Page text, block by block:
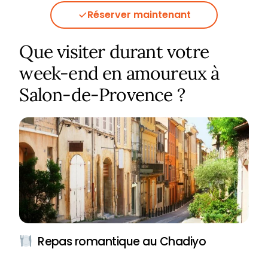
Réserver maintenant
Que visiter durant votre
week-end en amoureux à
Salon-de-Provence ?
Repas romantique au Chadiyo